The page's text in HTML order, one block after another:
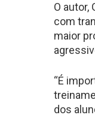
O autor,
com
maior
“É
dos